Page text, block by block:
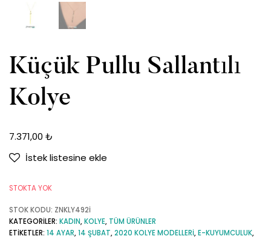
Küçük Pullu Sallantılı
Kolye
7.371,00 ₺
İstek listesine ekle
STOKTA YOK
STOK KODU: ZNKLY492İ
KATEGORILER: KADIN,KOLYE, TÜM ÜRÜNLER
ETIKETLER: 14 AYAR,14 ŞUBAT,2020 KOLYE MODELLERI,E-KUYUMCULUK,